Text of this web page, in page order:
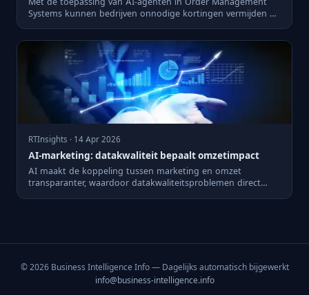
Systems kunnen bedrijven onnodige kortingen vermijden en
RTInsights · 14 Apr 2026
AI-marketing: datakwaliteit bepaalt omzetimpact
AI maakt de koppeling tussen marketing en omzet
transparanter, waardoor datakwaliteitsproblemen direct
© 2026 Business Intelligence Info — Dagelijks automatisch bijgewerkt
info@business-intelligence.info